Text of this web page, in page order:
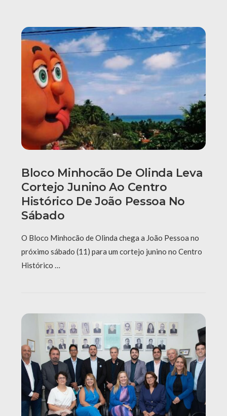
Bloco Minhocão De Olinda Leva
Cortejo Junino Ao Centro
Histórico De João Pessoa No
Sábado
O Bloco Minhocão de Olinda chega a João Pessoa no
próximo sábado (11) para um cortejo junino no Centro
Histórico …